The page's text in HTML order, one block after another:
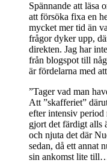
Spännande att läsa
att försöka fixa en
mycket mer tid än
frågor dyker upp,
direkten. Jag har
från blogspot till
är fördelarna med
”Tager vad man
Att ”skafferiet”
efter intensiv
gjort det färdigt alls
och njuta det där
sedan, då ett annat
sin ankomst lite